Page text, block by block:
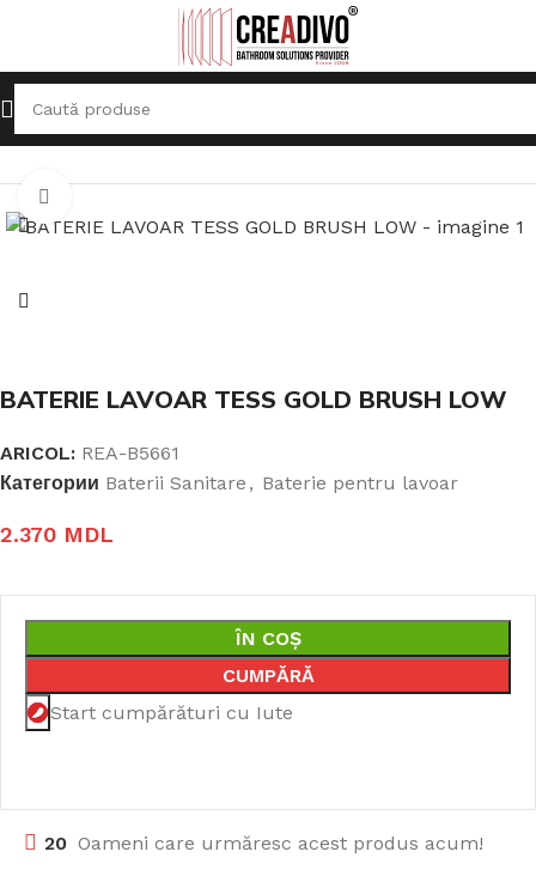
Prima pagină Baterii Sanitare Baterie pentru lavoar
BATERIE LAVOAR TESS GOLD BRUSH LOW
ARICOL: REA-B5661
Категории Baterii Sanitare , Baterie pentru lavoar
2.370 MDL
ÎN COȘ
CUMPĂRĂ
Start cumpărături cu Iute
20 Oameni care urmăresc acest produs acum!